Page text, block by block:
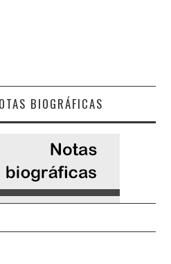
BIOGRÁFICAS